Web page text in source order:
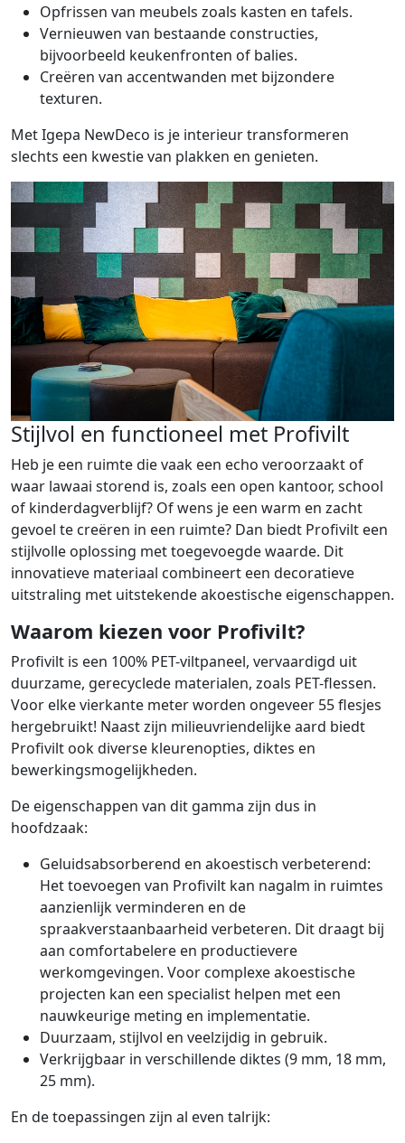
Opfrissen van meubels zoals kasten en tafels.
Vernieuwen van bestaande constructies,
bijvoorbeeld keukenfronten of balies.
Creëren van accentwanden met bijzondere
texturen.
Met Igepa NewDeco is je interieur transformeren
slechts een kwestie van plakken en genieten.
Stijlvol en functioneel met Profivilt
Heb je een ruimte die vaak een echo veroorzaakt of
waar lawaai storend is, zoals een open kantoor, school
of kinderdagverblijf? Of wens je een warm en zacht
gevoel te creëren in een ruimte? Dan biedt Profivilt een
stijlvolle oplossing met toegevoegde waarde. Dit
innovatieve materiaal combineert een decoratieve
uitstraling met uitstekende akoestische eigenschappen.
Waarom kiezen voor Profivilt?
Profivilt is een 100% PET-viltpaneel, vervaardigd uit
duurzame, gerecyclede materialen, zoals PET-flessen.
Voor elke vierkante meter worden ongeveer 55 flesjes
hergebruikt! Naast zijn milieuvriendelijke aard biedt
Profivilt ook diverse kleurenopties, diktes en
bewerkingsmogelijkheden.
De eigenschappen van dit gamma zijn dus in
hoofdzaak:
Geluidsabsorberend en akoestisch verbeterend:
Het toevoegen van Profivilt kan nagalm in ruimtes
aanzienlijk verminderen en de
spraakverstaanbaarheid verbeteren. Dit draagt bij
aan comfortabelere en productievere
werkomgevingen. Voor complexe akoestische
projecten kan een specialist helpen met een
nauwkeurige meting en implementatie.
Duurzaam, stijlvol en veelzijdig in gebruik.
Verkrijgbaar in verschillende diktes (9 mm, 18 mm,
25 mm).
En de toepassingen zijn al even talrijk: